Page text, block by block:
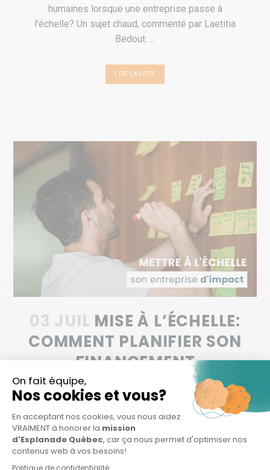
humaines lorsque une entreprise passe à
l'échelle? Un sujet chaud, commenté par Laetitia
Bedout. ...
LIRE LA SUITE
03 JUIL MISE À L’ÉCHELLE:
COMMENT PLANIFIER SON
FINANCEMENT
Planifier son financement, quand on met à l'échelle
son entreprise, implique de surveiller le contexte
macro, convaincre des investisseur.e.s, maîtriser
son sujet...